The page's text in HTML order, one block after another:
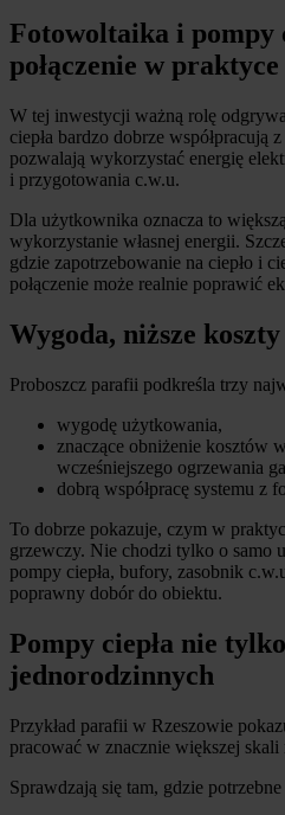
Fotowoltaika i pompy
połączenie w praktyce
W tej inwestycji ważną rolę
ciepła bardzo dobrze współpracują
pozwalają wykorzystać energię
i przygotowania c.w.u.
Dla użytkownika oznacza to
wykorzystanie własnej energii.
gdzie zapotrzebowanie na ciepło i
połączenie może realnie poprawić
Wygoda, niższe
Proboszcz parafii podkreśla trzy
wygodę użytkowania,
znaczące obniżenie kosztów
wcześniejszego ogrzewania
dobrą współpracę systemu z
To dobrze pokazuje, czym w
grzewczy. Nie chodzi tylko o samo
pompy ciepła, bufory, zasobnik
poprawny dobór do obiektu.
Pompy ciepła nie
jednorodzinnych
Przykład parafii w Rzeszowie
pracować w znacznie większej
Sprawdzają się tam, gdzie potrzebne